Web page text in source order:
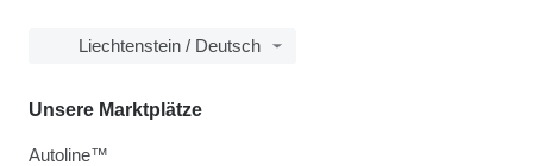
Liechtenstein / Deutsch
Unsere Marktplätze
Autoline™